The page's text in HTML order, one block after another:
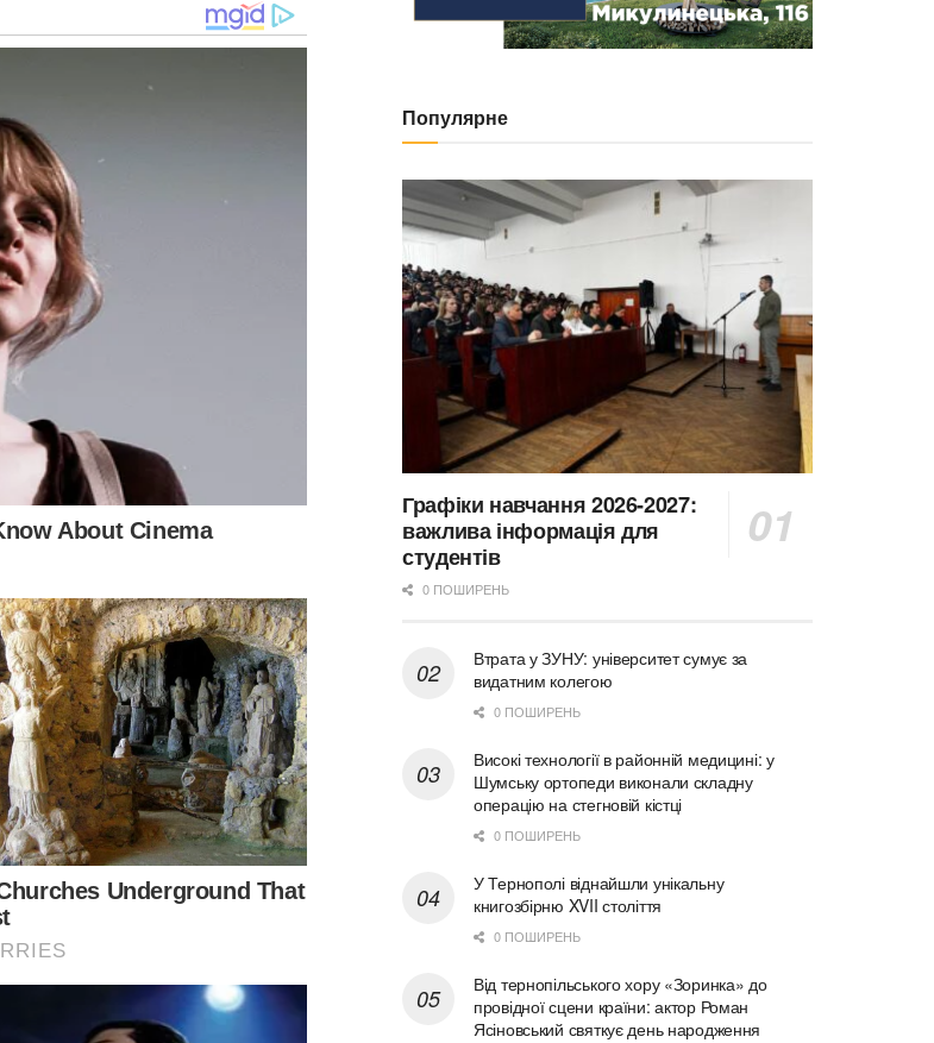
Популярне
Графіки навчання 2026-2027:
важлива інформація для
студентів
0 ПОШИРЕНЬ
Втрата у ЗУНУ: університет сумує за
видатним колегою
0 ПОШИРЕНЬ
Високі технології в районній медицині: у
Шумську ортопеди виконали складну
операцію на стегновій кістці
0 ПОШИРЕНЬ
У Тернополі віднайшли унікальну
книгозбірню XVII століття
0 ПОШИРЕНЬ
Від тернопільського хору «Зоринка» до
провідної сцени країни: актор Роман
Ясіновський святкує день народження